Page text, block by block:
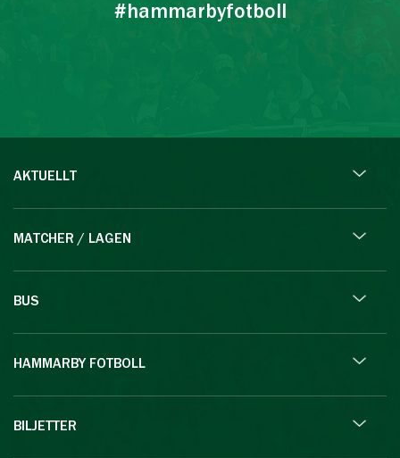
#hammarbyfotboll
AKTUELLT
MATCHER / LAGEN
BUS
HAMMARBY FOTBOLL
BILJETTER